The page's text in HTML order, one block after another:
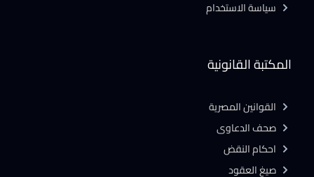
المكتبة القانونية
القوانين المصرية
صحف الدعاوى
احكام النقض
صيغ العقود
سياسة الاستخدام